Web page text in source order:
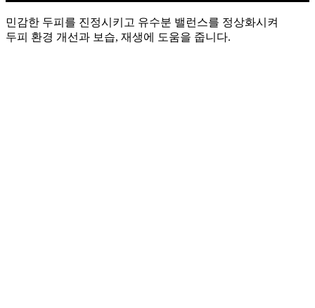
민감한 두피를 진정시키고 유수분 밸런스를 정상화시켜
두피 환경 개선과 보습, 재생에 도움을 줍니다.